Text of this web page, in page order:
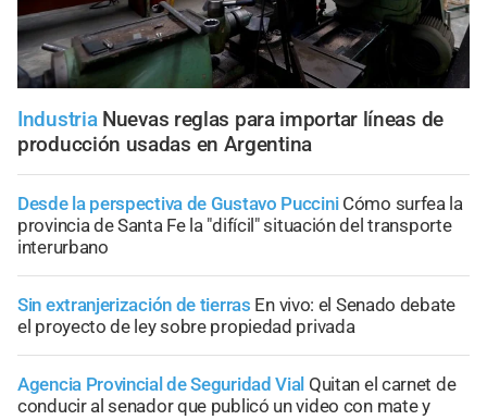
Industria Nuevas reglas para importar líneas de
producción usadas en Argentina
Desde la perspectiva de Gustavo Puccini Cómo surfea la
provincia de Santa Fe la "difícil" situación del transporte
interurbano
Sin extranjerización de tierras En vivo: el Senado debate
el proyecto de ley sobre propiedad privada
Agencia Provincial de Seguridad Vial Quitan el carnet de
conducir al senador que publicó un video con mate y